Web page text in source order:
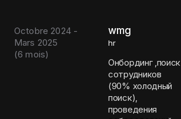
Octobre 2024 -
Mars 2025
(6 mois)
wmg
hr
Онбординг ,поиск
сотрудников
(90% холодный
поиск),
проведения